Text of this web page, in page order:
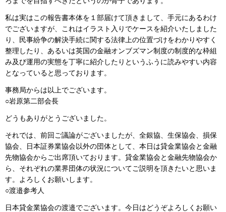
私は実はこの報告書本体を１部届けて頂きまして、手元にあるわけ
でございますが、これはイラスト入りでケースを紹介いたしました
り、民事紛争の解決手続に関する法律上の位置づけをわかりやすく
整理したり、あるいは英国の金融オンブズマン制度の制度的な枠組
み及び運用の実態を丁寧に紹介したりというふうに読みやすい内容
となっていると思っております。
事務局からは以上でございます。
○岩原第二部会長
どうもありがとうございました。
それでは、前回ご議論がございましたが、全銀協、生保協会、損保
協会、日本証券業協会以外の団体として、本日は貸金業協会と金融
先物協会からご出席頂いております。貸金業協会と金融先物協会か
ら、それぞれの業界団体の状況についてご説明を頂きたいと思いま
す。よろしくお願いします。
○渡邉参考人
日本貸金業協会の渡邉でございます。今日はどうぞよろしくお願い